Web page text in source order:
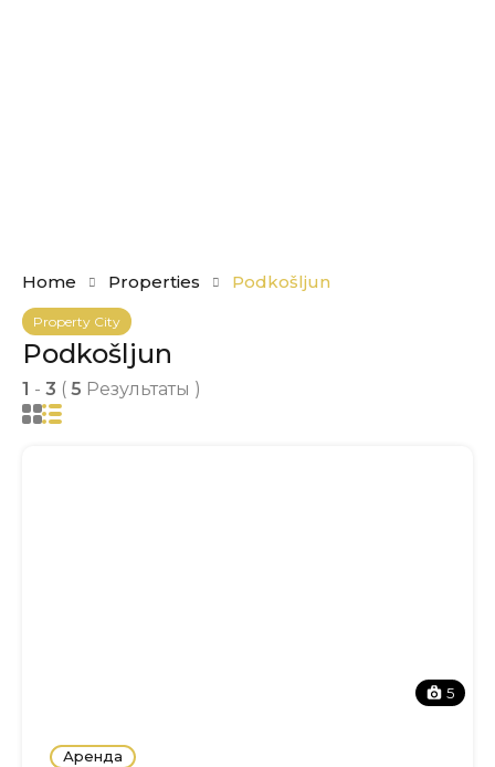
Home Properties Podkošljun
Property City
Podkošljun
1 - 3 ( 5 Результаты )
5
Аренда